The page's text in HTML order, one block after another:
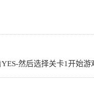
然后选择关卡1开始